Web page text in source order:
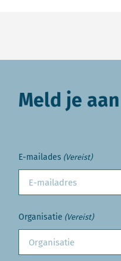
Meld je
E-mailades (Vereist)
Organisatie (Vereist)